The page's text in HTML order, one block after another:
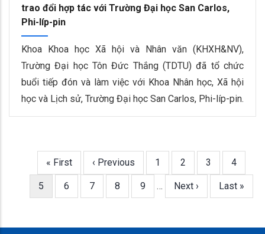
trao đổi hợp tác với Trường Đại học San Carlos,
Phi-líp-pin
Khoa Khoa học Xã hội và Nhân văn (KHXH&NV),
Trường Đại học Tôn Đức Thắng (TDTU) đã tổ chức
buổi tiếp đón và làm việc với Khoa Nhân học, Xã hội
học và Lịch sử, Trường Đại học San Carlos, Phi-líp-pin.
Pagination
First
page
« First
Trang
trước
‹ Previous Trang
1 Trang
2 Trang
3 Trang
4
Trang
5 Trang
6 Trang
7 Trang
8 Trang
9 …
Next
Next ›
Last
Last »